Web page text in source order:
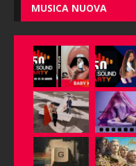
MUSICA NUOVA